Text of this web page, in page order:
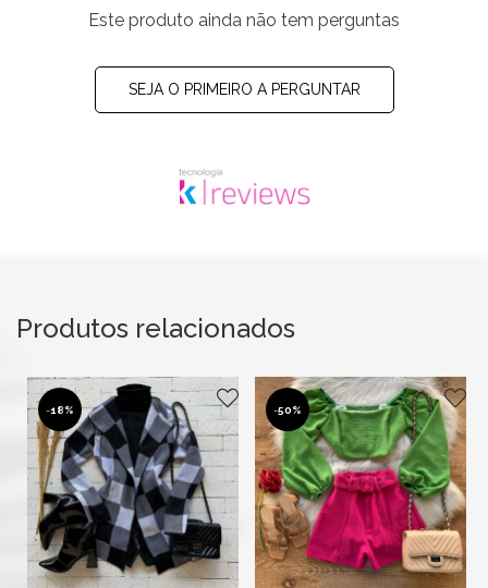
Este produto ainda não tem perguntas
SEJA O PRIMEIRO A PERGUNTAR
Produtos relacionados
-18% -50%